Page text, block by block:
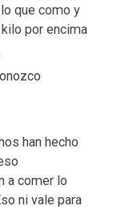
que como y
por encima
han hecho
a comer lo
ni vale para